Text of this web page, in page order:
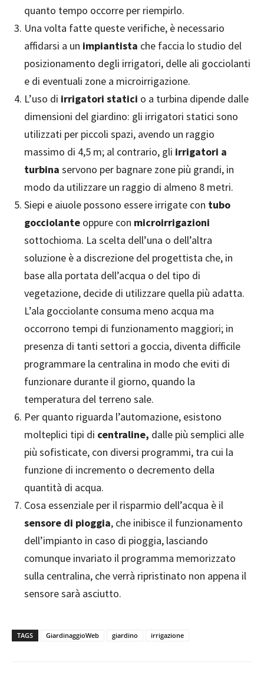
quanto tempo occorre per riempirlo.
Una volta fatte queste verifiche, è necessario
affidarsi a un impiantista che faccia lo studio del
posizionamento degli irrigatori, delle ali gocciolanti
e di eventuali zone a microirrigazione.
L’uso di irrigatori statici o a turbina dipende dalle
dimensioni del giardino: gli irrigatori statici sono
utilizzati per piccoli spazi, avendo un raggio
massimo di 4,5 m; al contrario, gli irrigatori a
turbina servono per bagnare zone più grandi, in
modo da utilizzare un raggio di almeno 8 metri.
Siepi e aiuole possono essere irrigate con tubo
gocciolante oppure con microirrigazioni
sottochioma. La scelta dell’una o dell’altra
soluzione è a discrezione del progettista che, in
base alla portata dell’acqua o del tipo di
vegetazione, decide di utilizzare quella più adatta.
L’ala gocciolante consuma meno acqua ma
occorrono tempi di funzionamento maggiori; in
presenza di tanti settori a goccia, diventa difficile
programmare la centralina in modo che eviti di
funzionare durante il giorno, quando la
temperatura del terreno sale.
Per quanto riguarda l’automazione, esistono
molteplici tipi di centraline, dalle più semplici alle
più sofisticate, con diversi programmi, tra cui la
funzione di incremento o decremento della
quantità di acqua.
Cosa essenziale per il risparmio dell’acqua è il
sensore di pioggia, che inibisce il funzionamento
dell’impianto in caso di pioggia, lasciando
comunque invariato il programma memorizzato
sulla centralina, che verrà ripristinato non appena il
sensore sarà asciutto.
TAGS GiardinaggioWeb giardino irrigazione